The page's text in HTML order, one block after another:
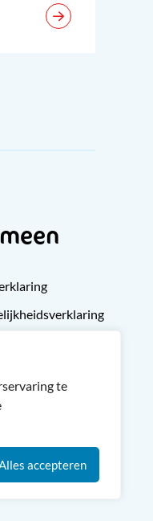
te
accepteren